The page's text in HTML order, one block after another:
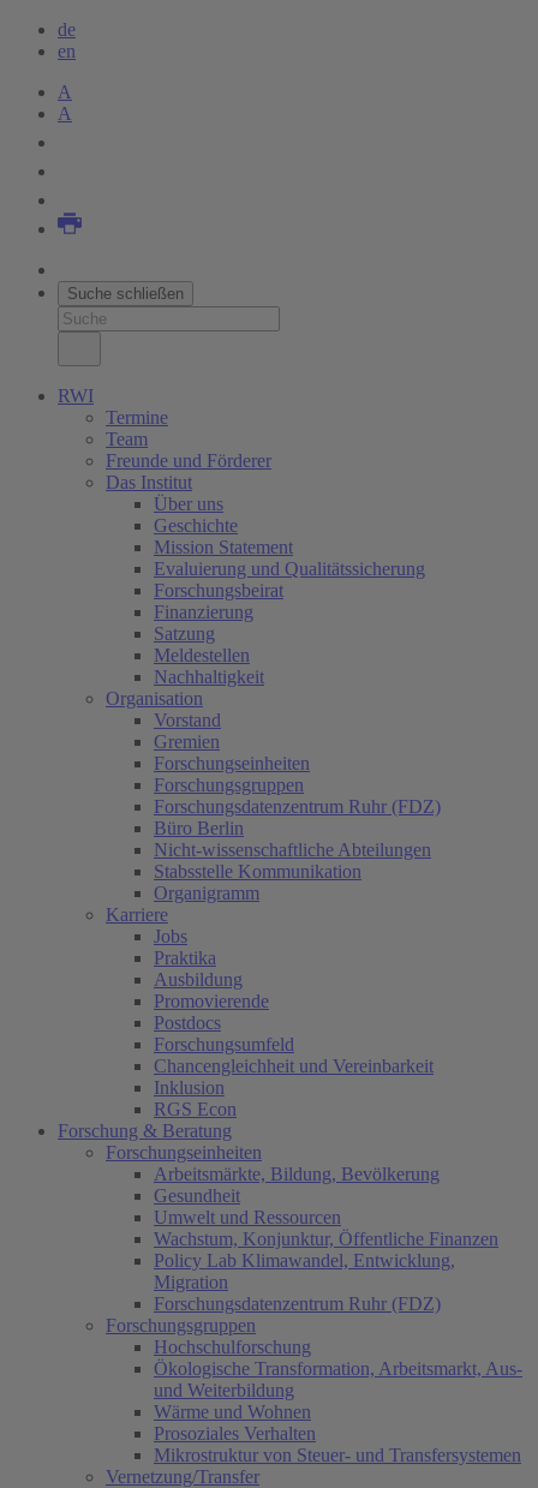
de
en
A
A
Suche schließen
RWI
Termine
Team
Freunde und Förderer
Das Institut
Über uns
Geschichte
Mission Statement
Evaluierung und Qualitätssicherung
Forschungsbeirat
Finanzierung
Satzung
Meldestellen
Nachhaltigkeit
Organisation
Vorstand
Gremien
Forschungseinheiten
Forschungsgruppen
Forschungsdatenzentrum Ruhr (FDZ)
Büro Berlin
Nicht-wissenschaftliche Abteilungen
Stabsstelle Kommunikation
Organigramm
Karriere
Jobs
Praktika
Ausbildung
Promovierende
Postdocs
Forschungsumfeld
Chancengleichheit und Vereinbarkeit
Inklusion
RGS Econ
Forschung & Beratung
Forschungseinheiten
Arbeitsmärkte, Bildung, Bevölkerung
Gesundheit
Umwelt und Ressourcen
Wachstum, Konjunktur, Öffentliche Finanzen
Policy Lab Klimawandel, Entwicklung,
Migration
Forschungsdatenzentrum Ruhr (FDZ)
Forschungsgruppen
Hochschulforschung
Ökologische Transformation, Arbeitsmarkt, Aus-
und Weiterbildung
Wärme und Wohnen
Prosoziales Verhalten
Mikrostruktur von Steuer- und Transfersystemen
Vernetzung/Transfer